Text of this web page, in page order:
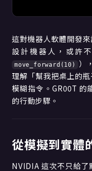
這對機器人軟體開發
設計機器人，或許
move_forward(10)
）
理解「幫我把桌上的
模糊指令。GR00T 的
的行動步驟。
從模擬到實體
NVIDIA 這次不只給